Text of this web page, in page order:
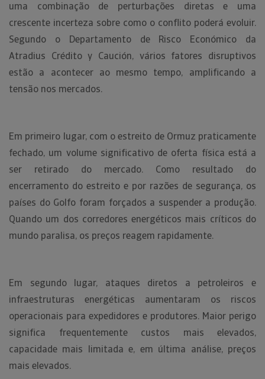
uma combinação de perturbações diretas e uma
crescente incerteza sobre como o conflito poderá evoluir.
Segundo o Departamento de Risco Económico da
Atradius Crédito y Caución, vários fatores disruptivos
estão a acontecer ao mesmo tempo, amplificando a
tensão nos mercados.
Em primeiro lugar, com o estreito de Ormuz praticamente
fechado, um volume significativo de oferta física está a
ser retirado do mercado. Como resultado do
encerramento do estreito e por razões de segurança, os
países do Golfo foram forçados a suspender a produção.
Quando um dos corredores energéticos mais críticos do
mundo paralisa, os preços reagem rapidamente.
Em segundo lugar, ataques diretos a petroleiros e
infraestruturas energéticas aumentaram os riscos
operacionais para expedidores e produtores. Maior perigo
significa frequentemente custos mais elevados,
capacidade mais limitada e, em última análise, preços
mais elevados.